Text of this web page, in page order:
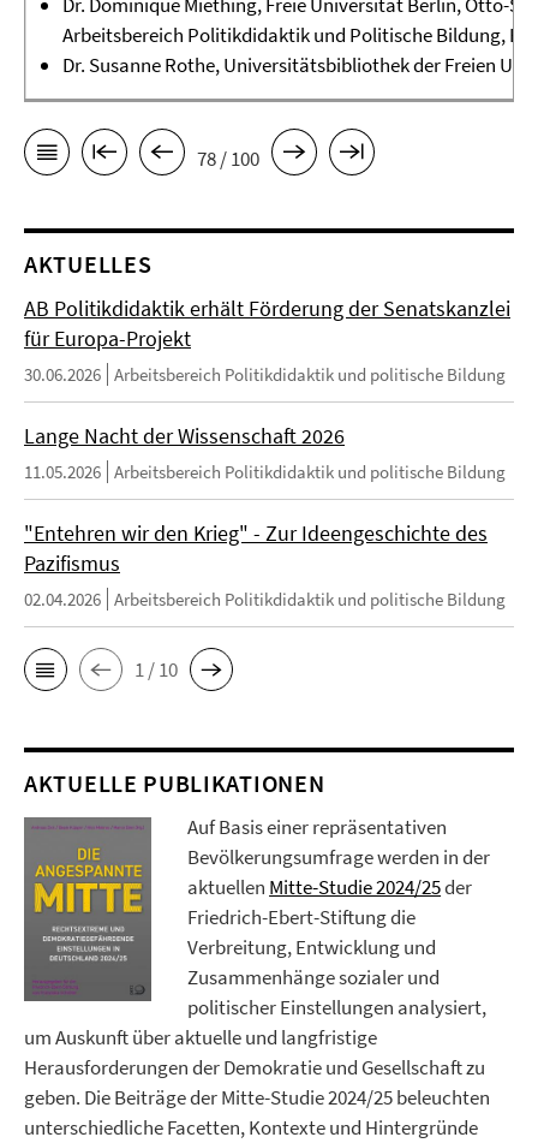
Arbeitsbereich Politikdidaktik und Politische Bildung, E-
Dr. Susanne Rothe, Universitätsbibliothek der Freien
78 / 100
AKTUELLES
AB Politikdidaktik erhält Förderung der Senatskanzlei
für Europa-Projekt
30.06.2026 Arbeitsbereich Politikdidaktik und politische Bildung
Lange Nacht der Wissenschaft 2026
11.05.2026 Arbeitsbereich Politikdidaktik und politische Bildung
"Entehren wir den Krieg" - Zur Ideengeschichte des
Pazifismus
02.04.2026 Arbeitsbereich Politikdidaktik und politische Bildung
1 / 10
AKTUELLE PUBLIKATIONEN
Auf Basis einer repräsentativen
Bevölkerungsumfrage werden in der
aktuellen Mitte-Studie 2024/25der
Friedrich-Ebert-Stiftung die
Verbreitung, Entwicklung und
Zusammenhänge sozialer und
politischer Einstellungen analysiert,
um Auskunft über aktuelle und langfristige
Herausforderungen der Demokratie und Gesellschaft zu
geben. Die Beiträge der Mitte-Studie 2024/25 beleuchten
unterschiedliche Facetten, Kontexte und Hintergründe